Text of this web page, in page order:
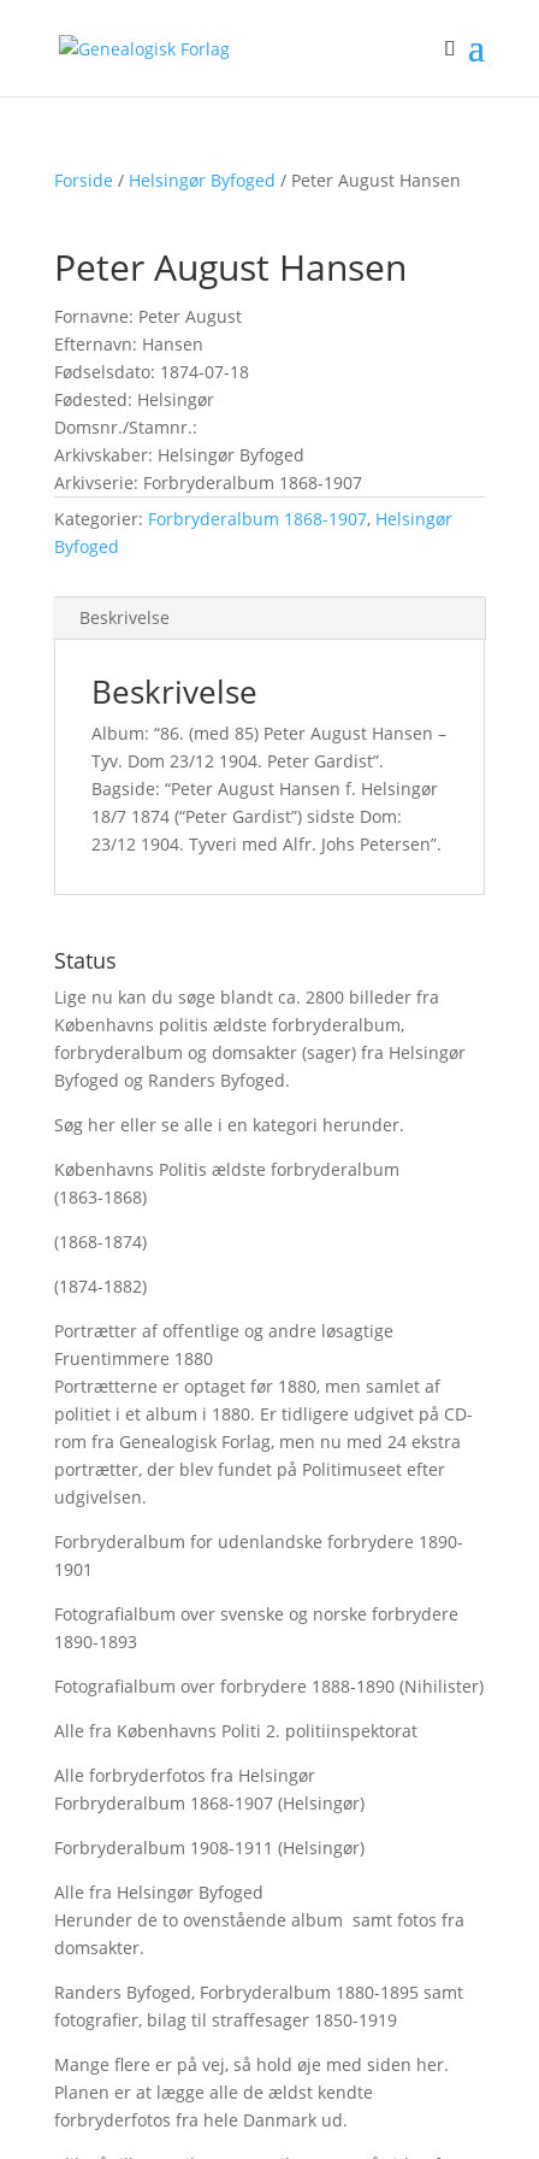
Forside / Helsingør Byfoged / Peter August Hansen
Peter August Hansen
Fornavne: Peter August
Efternavn: Hansen
Fødselsdato: 1874-07-18
Fødested: Helsingør
Domsnr./Stamnr.:
Arkivskaber: Helsingør Byfoged
Arkivserie: Forbryderalbum 1868-1907
Kategorier: Forbryderalbum 1868-1907, Helsingør
Byfoged
Beskrivelse
Beskrivelse
Album: “86. (med 85) Peter August Hansen –
Tyv. Dom 23/12 1904. Peter Gardist”.
Bagside: “Peter August Hansen f. Helsingør
18/7 1874 (“Peter Gardist”) sidste Dom:
23/12 1904. Tyveri med Alfr. Johs Petersen”.
Status
Lige nu kan du søge blandt ca. 2800 billeder fra
Københavns politis ældste forbryderalbum,
forbryderalbum og domsakter (sager) fra Helsingør
Byfoged og Randers Byfoged.
Søg hereller se alle i en kategori herunder.
Københavns Politis ældste forbryderalbum
(1863-1868)
(1868-1874)
(1874-1882)
Portrætter af offentlige og andre løsagtige
Fruentimmere 1880
Portrætterne er optaget før 1880, men samlet af
politiet i et album i 1880. Er tidligere udgivet på CD-
rom fra Genealogisk Forlag, men nu med 24 ekstra
portrætter, der blev fundet på Politimuseet efter
udgivelsen.
Forbryderalbum for udenlandske forbrydere 1890-
1901
Fotografialbum over svenske og norske forbrydere
1890-1893
Fotografialbum over forbrydere 1888-1890 (Nihilister)
Alle fra Københavns Politi 2. politiinspektorat
Alle forbryderfotos fra Helsingør
Forbryderalbum 1868-1907 (Helsingør)
Forbryderalbum 1908-1911 (Helsingør)
Alle fra Helsingør Byfoged
Herunder de to ovenstående album samt fotos fra
domsakter.
Randers Byfoged, Forbryderalbum 1880-1895 samt
fotografier, bilag til straffesager 1850-1919
Mange flere er på vej, så hold øje med siden her.
Planen er at lægge alle de ældst kendte
forbryderfotos fra hele Danmark ud.